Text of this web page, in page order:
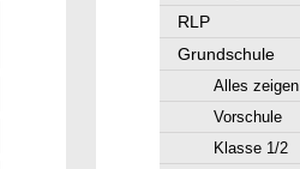
RLP
Grundschule
Alles zeigen
Vorschule
Klasse 1/2